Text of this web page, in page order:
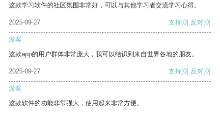
这款学习软件的社区氛围非常好，可以与其他学习者交流学习心得。
2025-09-27 支持[0] 反对[0]
游客
这款app的用户群体非常庞大，我可以结识到来自世界各地的朋友。
2025-09-27 支持[0] 反对[0]
游客
这款软件的功能非常强大，使用起来非常方便。